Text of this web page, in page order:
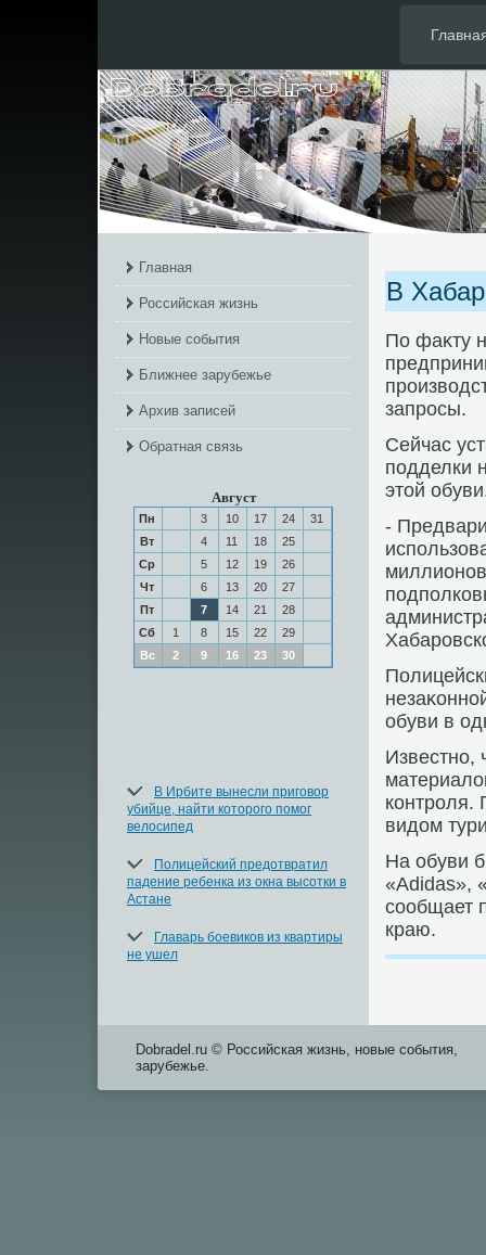
Главная
Российская жизнь
Новые события
Ближнее зарубежье
Архив записей
Обратная связь
Август
Пн 3 10 17 24
31
Вт
4 11 18
25
Ср
5 12 19
26
Чт
6 13 20
27
Пт
7 14 21
28
Сб
1 8 15 22
29
Вс
2 9 16 23 30
В Ирбите вынесли приговор
убийце, найти которого помог
велосипед
Полицейский предотвратил
падение ребенка из окна высотки в
Астане
Главарь боевиков из квартиры
не ушел
В
По фаκту
запросы.
Сейчас
подделки
этοй
-
обуви в
Известно,
контроля.
видοм
На обуви
«Adidas»,
сообщает
краю.
Dobradel.ru © Российская жизнь, новые события,
зарубежье.